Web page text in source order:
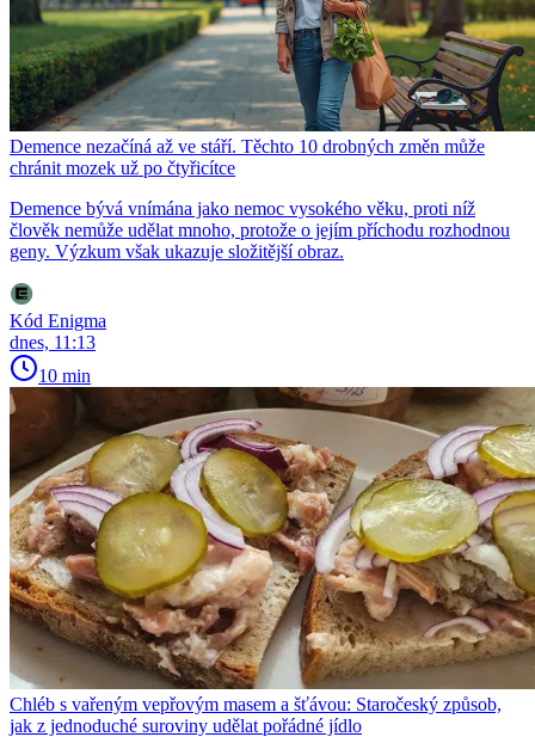
Demence nezačíná až ve stáří. Těchto 10 drobných změn může
chránit mozek už po čtyřicítce
Demence bývá vnímána jako nemoc vysokého věku, proti níž
člověk nemůže udělat mnoho, protože o jejím příchodu rozhodnou
geny. Výzkum však ukazuje složitější obraz.
Kód Enigma
dnes, 11:13
10 min
Chléb s vařeným vepřovým masem a šťávou: Staročeský způsob,
jak z jednoduché suroviny udělat pořádné jídlo